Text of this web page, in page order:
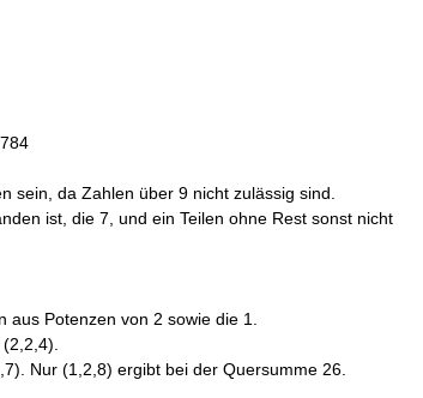
sein, da Zahlen über 9 nicht zulässig sind.
ist, die 7, und ein Teilen ohne Rest sonst nicht
Potenzen von 2 sowie die 1.
Nur (1,2,8) ergibt bei der Quersumme 26.